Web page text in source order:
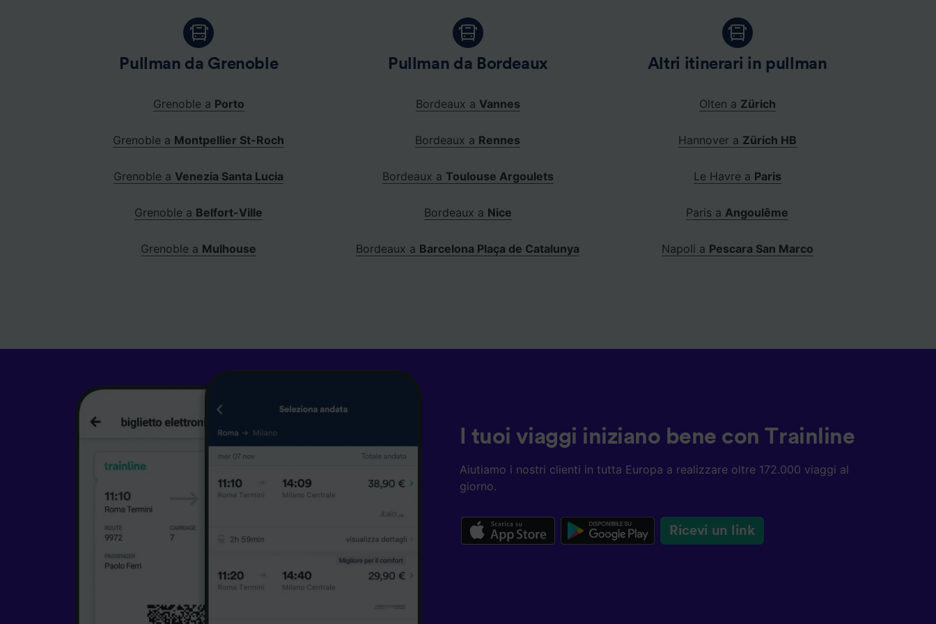
Pullman da Grenoble
Grenoble a Porto
Grenoble a Montpellier St-Roch
Grenoble a Venezia Santa Lucia
Grenoble a Belfort-Ville
Grenoble a Mulhouse
Pullman da Bordeaux
Bordeaux a Vannes
Bordeaux a Rennes
Bordeaux a Toulouse Argoulets
Bordeaux a Nice
Bordeaux a Barcelona Plaça de Catalunya
Altri itinerari in pullman
Olten a Zürich
Hannover a Zürich HB
Le Havre a Paris
Paris aAngoulême
Napoli a Pescara San Marco
I tuoi viaggi iniziano bene con Trainline
Aiutiamo i nostri clienti in tutta Europa a realizzare oltre 172.000 viaggi al
giorno.
Ricevi un link